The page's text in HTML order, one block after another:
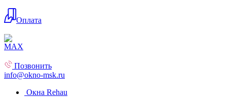
Оплата
Позвонить
info@okno-msk.ru
Окна Rehau